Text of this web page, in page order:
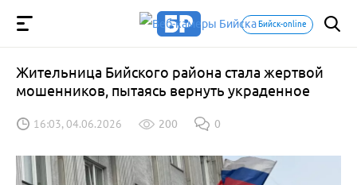
Бийск-online
Жительница Бийского района стала жертвой
мошенников, пытаясь вернуть украденное
16:03, 04.06.2026 200 0